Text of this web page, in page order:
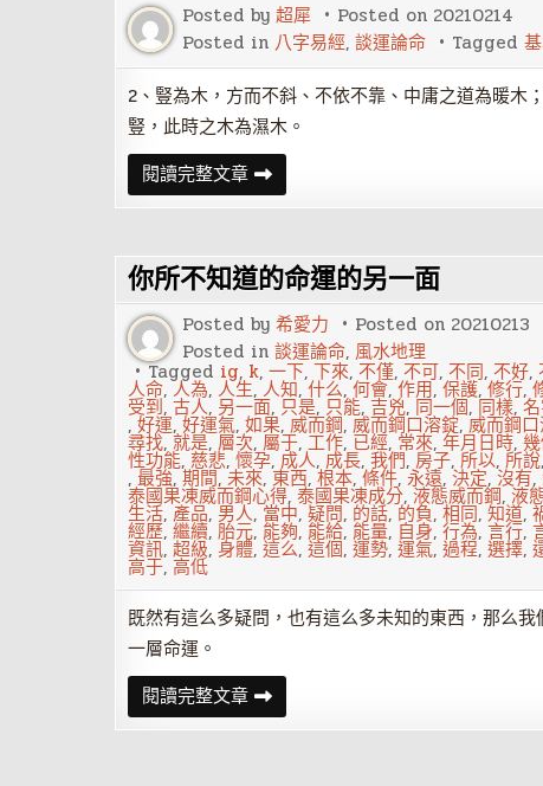
Posted by 超犀 Posted on 20210214
Posted in 八字易經, 談運論命 Tagged
2、豎為木，方而不斜、不依不靠、中庸之道為暖木
豎，此時之木為濕木。
閱讀完整文章測
字
斷
的
基
本
知
識
你所不知道的命運的另一面
Posted by 希愛力 Posted on 20210213
Posted in 談運論命, 風水地理
Tagged ig, k, 一下, 下來, 不僅, 不可, 不同, 不好,
人命,人為, 人生,人知,什么,何會,作用,保護,修行,
受到, 古人, 另一面, 只是, 只能,吉兇, 同一個,同樣,
,好運,好運氣, 如果, 威而鋼,威而鋼口溶錠,威而鋼
尋找,就是,層次, 屬于,工作, 已經,常來,年月日時,
性功能,慈悲,懷孕,成人, 成長, 我們, 房子, 所以, 所說
,最強,期間,未來,東西,根本,條件,永遠,決定,沒有,
泰國果凍威而鋼心得,泰國果凍成分,液態威而鋼, 液
生活,產品,男人,當中,疑問, 的話,的負,相同,知道,
經歷, 繼續, 胎元, 能夠, 能給, 能量, 自身, 行為, 言行,
資訊, 超級, 身體, 這么, 這個, 運勢, 運氣, 過程, 選擇,
高于, 高低
既然有這么多疑問，也有這么多未知的東西，那么
一層命運。
閱讀完整文章你
所
不